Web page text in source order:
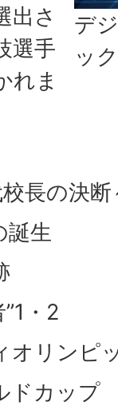
デ
ッ
出さ
選手
れま
長の決断
誕生
・2
オリンピ
ドカップ